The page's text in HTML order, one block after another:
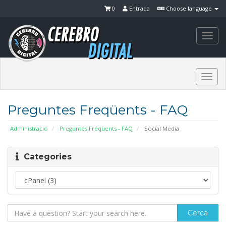
Choose language
Entrada
0
Preguntes Freqüents - FAQ
Administració Preguntes Freqüents - FAQ Social Media
Categories